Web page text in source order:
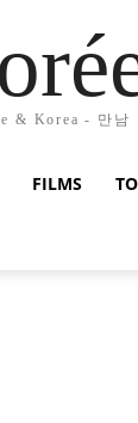
& Korea - 만남
FILMS